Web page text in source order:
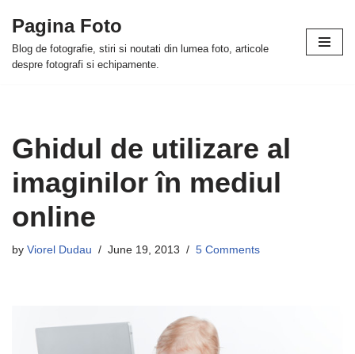
Skip
to
Pagina Foto
Blog de fotografie, stiri si noutati din lumea foto, articole
despre fotografi si echipamente.
Ghidul de utilizare al
imaginilor în mediul
online
by Viorel Dudau June 19, 2013 5 Comments